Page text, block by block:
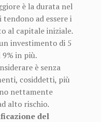
è la durata nel
ad essere i
al capitale iniziale.
investimento di 5
in più.
è senza
cosiddetti, più
nettamente
alto rischio.
del